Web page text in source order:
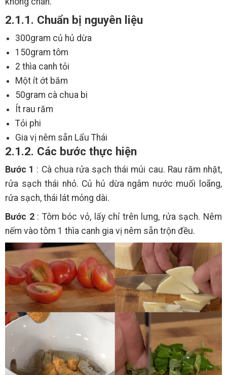
2.1.1. Chuẩn bị nguyên liệu
300gram củ hủ dừa
150gram tôm
2 thìa canh tỏi
Một ít ớt băm
50gram cà chua bi
Ít rau răm
Tỏi phi
Gia vị nêm sẵn Lẩu Thái
2.1.2. Các bước thực hiện
Bước 1 : Cà chua rửa sạch thái múi cau. Rau răm nhặt,
rửa sạch thái nhỏ. Củ hủ dừa ngâm nước muối loãng,
rửa sạch, thái lát mỏng dài.
Bước 2: Tôm bóc vỏ, lấy chỉ trên lưng, rửa sạch. Nêm
nếm vào tôm 1 thìa canh gia vị nêm sẵn trộn đều.